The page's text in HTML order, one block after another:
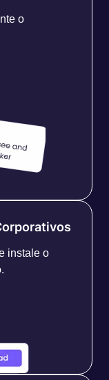
o
instale o